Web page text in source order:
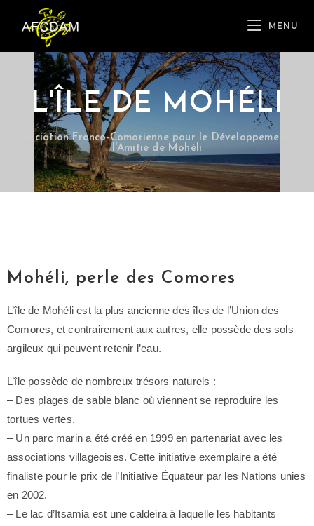
MENU
L'ÎLE DE MOHÉLI
Association Franco-Comorienne pour le Développement et
l'Amitié de Mohéli
Mohéli, perle des Comores
L’île de Mohéli est la plus ancienne des îles de l’Union des
Comores, et contrairement aux autres, elle possède des sols
argileux qui peuvent retenir l’eau.
L’île possède de nombreux trésors naturels :
– Des plages de sable blanc où viennent se reproduire les
tortues vertes.
– Un parc marin a été créé en 1999 en partenariat avec les
associations villageoises. Cette initiative exemplaire a été
finaliste pour le prix de l’Initiative Équateur par les Nations unies
en 2002.
– Le lac d’Itsamia est une caldeira à laquelle les habitants